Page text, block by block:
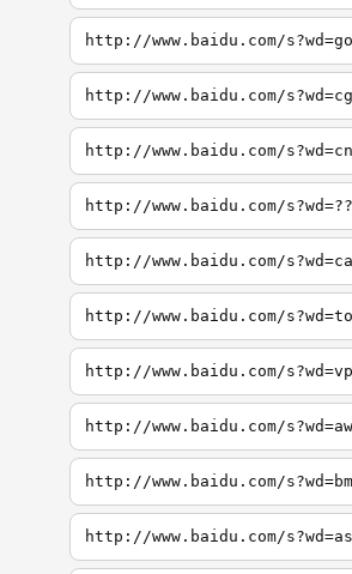
http://www.baidu.com/
http://www.baidu.com/
http://www.baidu.com/
http://www.baidu.com/
http://www.baidu.com/
http://www.baidu.com/
http://www.baidu.com/
http://www.baidu.com/
http://www.baidu.com/
http://www.baidu.com/